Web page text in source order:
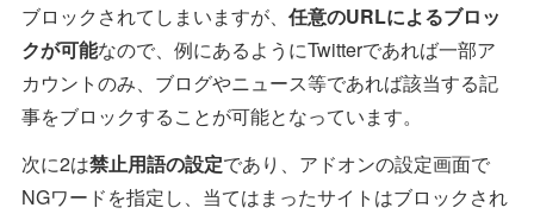
ブロックされてしまいますが、 任意のURLによるブロッ
クが可能なので、例にあるようにTwitterであれば一部ア
カウントのみ、ブログやニュース等であれば該当する記
事をブロックすることが可能となっています。
次に2は禁止用語の設定であり、アドオンの設定画面で
NGワードを指定し、当てはまったサイトはブロックされ